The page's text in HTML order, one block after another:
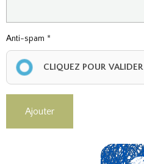
Anti-spam
CLIQUEZ POUR VALIDER
Ajouter